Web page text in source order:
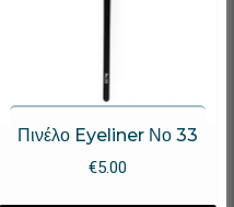
Πινέλο Eyeliner Νο 33
€5.00